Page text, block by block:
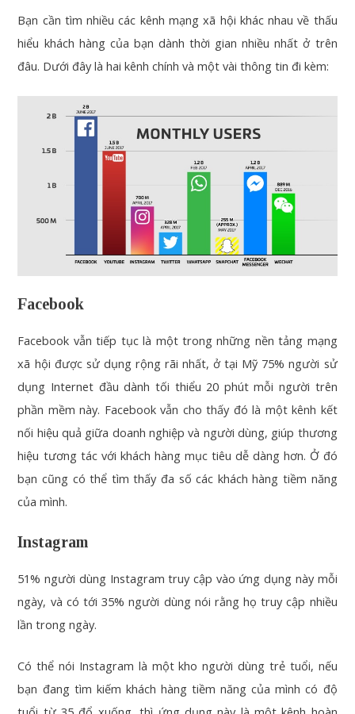
Bạn cần tìm nhiều các kênh mạng xã hội khác nhau về thấu
hiểu khách hàng của bạn dành thời gian nhiều nhất ở trên
đâu. Dưới đây là hai kênh chính và một vài thông tin đi kèm:
Facebook
Facebook vẫn tiếp tục là một trong những nền tảng mạng
xã hội được sử dụng rộng rãi nhất, ở tại Mỹ 75% người sử
dụng Internet đầu dành tối thiểu 20 phút mỗi người trên
phần mềm này. Facebook vẫn cho thấy đó là một kênh kết
nối hiệu quả giữa doanh nghiệp và người dùng, giúp thương
hiệu tương tác với khách hàng mục tiêu dễ dàng hơn. Ở đó
bạn cũng có thể tìm thấy đa số các khách hàng tiềm năng
của mình.
Instagram
51% người dùng Instagram truy cập vào ứng dụng này mỗi
ngày, và có tới 35% người dùng nói rằng họ truy cập nhiều
lần trong ngày.
Có thể nói Instagram là một kho người dùng trẻ tuổi, nếu
bạn đang tìm kiếm khách hàng tiềm năng của mình có độ